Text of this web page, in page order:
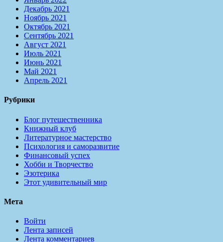
Декабрь 2021
Ноябрь 2021
Октябрь 2021
Сентябрь 2021
Август 2021
Июль 2021
Июнь 2021
Май 2021
Апрель 2021
Рубрики
Блог путешественника
Книжный клуб
Литературное мастерство
Психология и саморазвитие
Финансовый успех
Хобби и Творчество
Эзотерика
Этот удивительный мир
Мета
Войти
Лента записей
Лента комментариев